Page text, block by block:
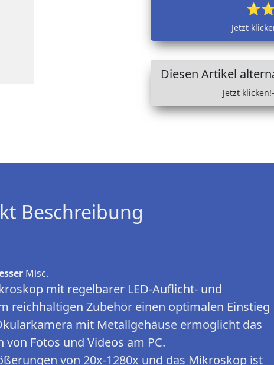
Jetzt
Diesen Artikel
Jetzt
Beschreibung
Misc.
mit regelbarer LED-Auflicht- und
reichhaltigen Zubehör einen optimalen Einstieg
mit Metallgehäuse ermöglicht das
Fotos und Videos am PC.
von 20x-1280x und das Mikroskop ist